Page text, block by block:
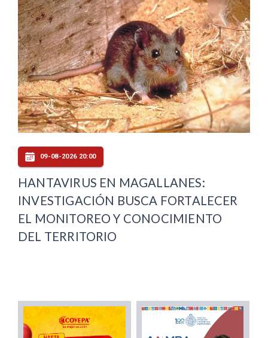
09-08-2026 20:00
HANTAVIRUS EN MAGALLANES:
INVESTIGACIÓN BUSCA FORTALECER
EL MONITOREO Y CONOCIMIENTO
DEL TERRITORIO